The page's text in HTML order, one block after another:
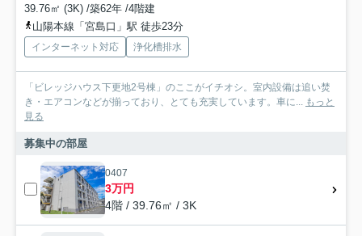
39.76㎡ (3K) /築62年 /4階建
山陽本線「宮島口」駅 徒歩23分
インターネット対応 浄化槽排水
「ビレッジハウス下更地2号棟」のここがイチオシ。室内設備は追い焚
き・エアコンなどが揃っており、とても充実しています。車に... もっと
見る
募集中の部屋
0407
3万円
4階 / 39.76㎡ / 3K